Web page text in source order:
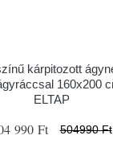
kárpitozott
160x200
ELTAP
990 Ft 504990 Ft